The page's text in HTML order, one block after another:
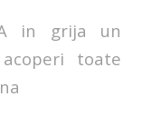
in grija un
toate